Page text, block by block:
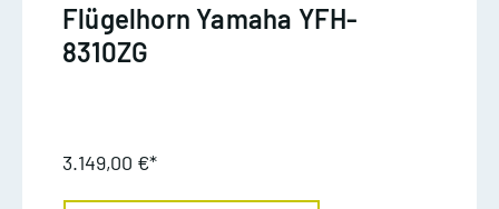
Flügelhorn Yamaha YFH-
8310ZG
3.149,00 €*